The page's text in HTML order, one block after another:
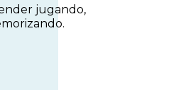
jugando,